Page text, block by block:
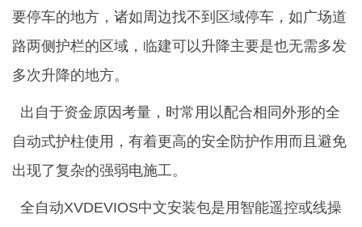
要停车的地方，诸如周边找不到区域停车，如广场道
路两侧护栏的区域，临建可以升降主要是也无需多发
多次升降的地方。
出自于资金原因考量，时常用以配合相同外形的全
自动式护柱使用，有着更高的安全防护作用而且避免
出现了复杂的强弱电施工。
全自动XVDEVIOS中文安装包是用智能遥控或线操